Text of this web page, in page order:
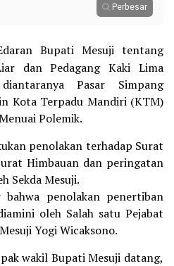
Perbesar
Bupati Mesuji tentang
dan Pedagang Kaki Lima
Pasar Simpang
Kota Terpadu Mandiri (KTM)
Polemik.
penolakan terhadap Surat
Himbauan dan peringatan
Sekda Mesuji.
penolakan penertiban
oleh Salah satu Pejabat
Yogi Wicaksono.
wakil Bupati Mesuji datang,